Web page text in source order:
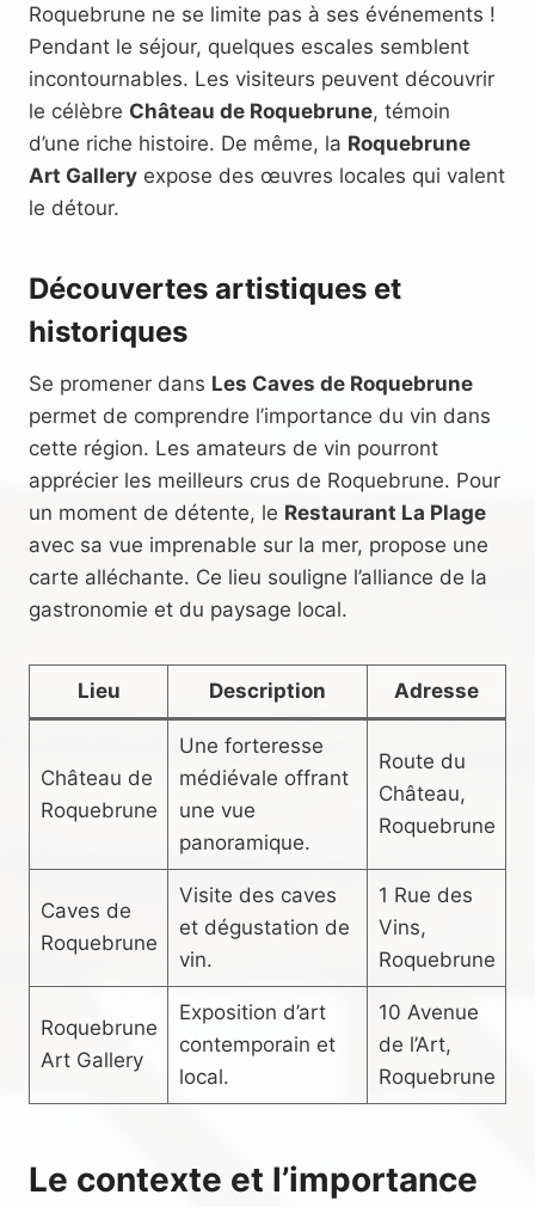
Roquebrune ne se limite pas à ses événements !
Pendant le séjour, quelques escales semblent
incontournables. Les visiteurs peuvent découvrir
le célèbre Château de Roquebrune, témoin
d’une riche histoire. De même, la Roquebrune
Art Gallery expose des œuvres locales qui valent
le détour.
Découvertes artistiques et
historiques
Se promener dans Les Caves de Roquebrune
permet de comprendre l’importance du vin dans
cette région. Les amateurs de vin pourront
apprécier les meilleurs crus de Roquebrune. Pour
un moment de détente, le Restaurant La Plage
avec sa vue imprenable sur la mer, propose une
carte alléchante. Ce lieu souligne l’alliance de la
gastronomie et du paysage local.
Lieu Description Adresse
Château de
Roquebrune
Une forteresse
médiévale offrant
une vue
panoramique.
Route du
Château,
Roquebrune
Caves de
Roquebrune
Visite des caves
et dégustation de
vin.
1 Rue des
Vins,
Roquebrune
Roquebrune
Art Gallery
Exposition d’art
contemporain et
local.
10 Avenue
de l’Art,
Roquebrune
Le contexte et l’importance